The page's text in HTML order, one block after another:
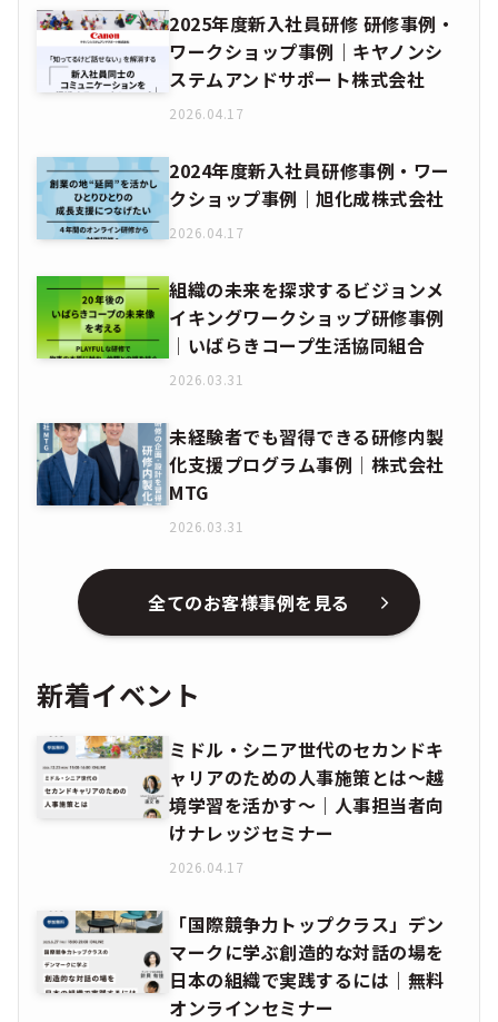
2025年度新入社員研修 研修事例・
ワークショップ事例｜キヤノンシ
ステムアンドサポート株式会社
2026.04.17
2024年度新入社員研修事例・ワー
クショップ事例｜旭化成株式会社
2026.04.17
組織の未来を探求するビジョンメ
イキングワークショップ研修事例
│いばらきコープ生活協同組合
2026.03.31
未経験者でも習得できる研修内製
化支援プログラム事例│株式会社
MTG
2026.03.31
全てのお客様事例を見る
新着イベント
ミドル・シニア世代のセカンドキ
ャリアのための人事施策とは〜越
境学習を活かす〜｜人事担当者向
けナレッジセミナー
2026.04.17
「国際競争力トップクラス」デン
マークに学ぶ創造的な対話の場を
日本の組織で実践するには｜無料
オンラインセミナー